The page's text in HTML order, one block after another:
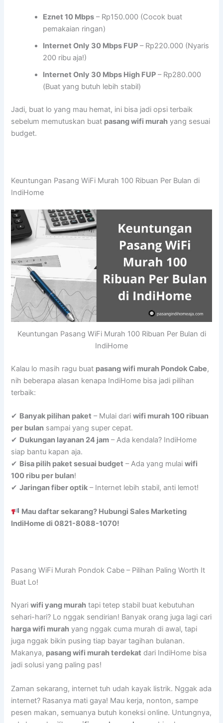
Eznet 10 Mbps – Rp150.000 (Cocok buat
pemakaian ringan)
Internet Only 30 Mbps FUP – Rp220.000 (Nyaris
200 ribu aja!)
Internet Only 30 Mbps High FUP – Rp280.000
(Buat yang butuh lebih stabil)
Jadi, buat lo yang mau hemat, ini bisa jadi opsi terbaik
sebelum memutuskan buat pasang wifi murah yang sesuai
budget.
Keuntungan Pasang WiFi Murah 100 Ribuan Per Bulan di
IndiHome
Keuntungan Pasang WiFi Murah 100 Ribuan Per Bulan di
IndiHome
Kalau lo masih ragu buat pasang wifi murah Pondok Cabe,
nih beberapa alasan kenapa IndiHome bisa jadi pilihan
terbaik:
✔ Banyak pilihan paket – Mulai dariwifi murah 100 ribuan
per bulan sampai yang super cepat.
✔ Dukungan layanan 24 jam – Ada kendala? IndiHome
siap bantu kapan aja.
✔ Bisa pilih paket sesuai budget – Ada yang mulaiwifi
100 ribu per bulan!
✔Jaringan fiber optik – Internet lebih stabil, anti lemot!
Mau daftar sekarang? Hubungi Sales Marketing
IndiHome di 0821-8088-1070!
Pasang WiFi Murah Pondok Cabe – Pilihan Paling Worth It
Buat Lo!
Nyariwifi yang murah tapi tetep stabil buat kebutuhan
sehari-hari? Lo nggak sendirian! Banyak orang juga lagi cari
harga wifi murah yang nggak cuma murah di awal, tapi
juga nggak bikin pusing tiap bayar tagihan bulanan.
Makanya, pasang wifi murah terdekat dari IndiHome bisa
jadi solusi yang paling pas!
Zaman sekarang, internet tuh udah kayak listrik. Nggak ada
internet? Rasanya mati gaya! Mau kerja, nonton, sampe
pesen makan, semuanya butuh koneksi online. Untungnya,